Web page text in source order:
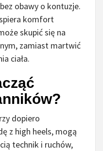
obawy o kontuzje.
komfort
skupić się na
zamiast martwić
ciała.
dopiero
z high heels, mogą
technik i ruchów,